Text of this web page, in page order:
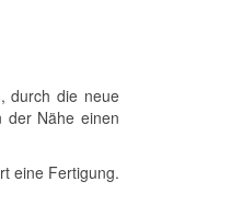
durch die neue
der Nähe einen
eine Fertigung.